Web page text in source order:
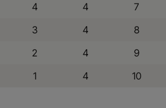
4 4 7
3 4 8
2 4 9
1 4 10